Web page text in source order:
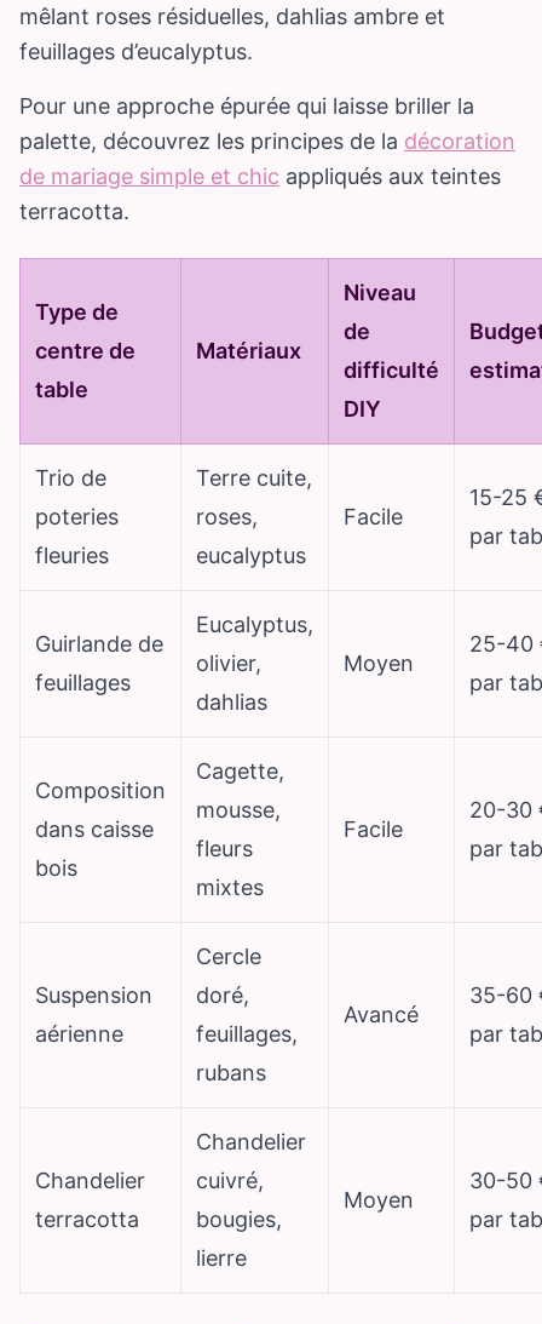
mêlant roses résiduelles, dahlias ambre et
feuillages d’eucalyptus.
Pour une approche épurée qui laisse briller la
palette, découvrez les principes de la décoration
de mariage simple et chic appliqués aux teintes
terracotta.
Type de
centre de
table
Matériaux
Niveau
de
difficulté
DIY
Trio de
poteries
fleuries
Terre cuite,
roses,
eucalyptus
Facile
15-25
par
Guirlande de
feuillages
Eucalyptus,
olivier,
dahlias
Moyen
25-40
par
Composition
dans caisse
bois
Cagette,
mousse,
fleurs
mixtes
Facile
20-30
par
Suspension
aérienne
Cercle
doré,
feuillages,
rubans
Avancé
35-60
par
Chandelier
terracotta
Chandelier
cuivré,
bougies,
lierre
Moyen
30-50
par